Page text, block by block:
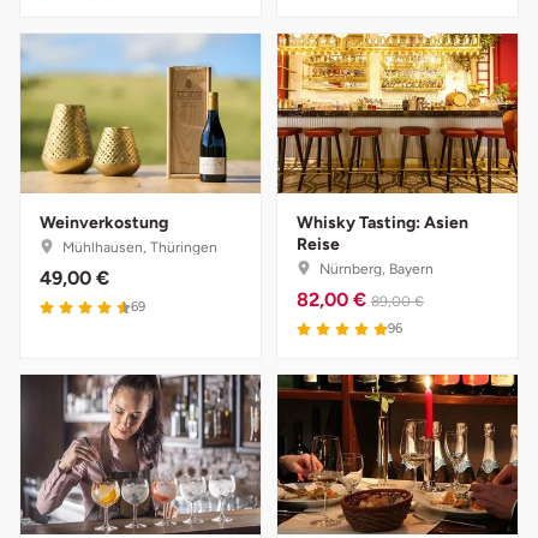
Weinverkostung
Mühlhausen, Thüringen
49,00 €
4.5 von 5
69
Whisky Tasting: Asien
Reise
Nürnberg, Bayern
82,00 € 89,00 €
4.9 von 5
96
Moers
Märkisch-Oderland
Mönchengladbach
München
Münster
Neckarsulm
Nesselwang